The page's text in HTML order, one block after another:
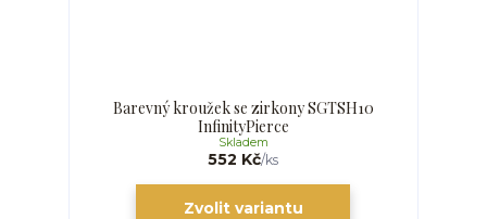
Barevný kroužek se zirkony SGTSH10
InfinityPierce
552 Kč/ks
Skladem
Zvolit variantu